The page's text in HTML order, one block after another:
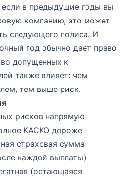
если в предыдущие годы вы
компанию, это может
следующего полиса. И
год обычно дает право
допущенных к
также влияет: чем
тем выше риск.
рисков напрямую
КАСКО дороже
страховая сумма
каждой выплаты)
(остающаяся